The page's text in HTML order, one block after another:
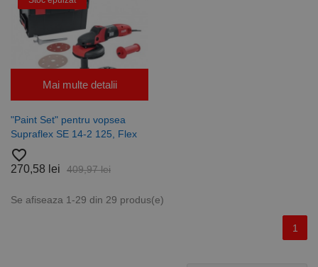
Mai multe detalii
"Paint Set" pentru vopsea
Supraflex SE 14-2 125, Flex
favorite_border
270,58 lei 409,97 lei
Se afiseaza 1-29 din 29 produs(e)
1